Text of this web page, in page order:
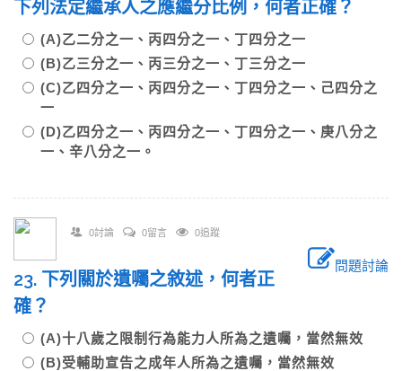
下列法定繼承人之應繼分比例，何者正確？
(A)乙二分之一、丙四分之一、丁四分之一
(B)乙三分之一、丙三分之一、丁三分之一
(C)乙四分之一、丙四分之一、丁四分之一、己四分之
一
(D)乙四分之一、丙四分之一、丁四分之一、庚八分之
一、辛八分之一。
0討論 0留言 0追蹤
問題討論
23. 下列關於遺囑之敘述，何者正
確？
(A)十八歲之限制行為能力人所為之遺囑，當然無效
(B)受輔助宣告之成年人所為之遺囑，當然無效